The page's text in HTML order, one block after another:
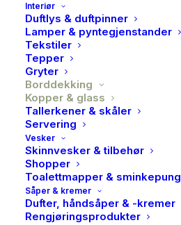
Interiør
Duftlys & duftpinner
Lamper & pyntegjenstander
Tekstiler
Tepper
Gryter
Borddekking
Kopper & glass
Tallerkener & skåler
Servering
Vesker
Skinnvesker & tilbehør
Shopper
Toalettmapper & sminkepung
Såper & kremer
Dufter, håndsåper & -kremer
Rengjøringsprodukter